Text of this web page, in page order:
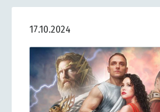
17.10.2024